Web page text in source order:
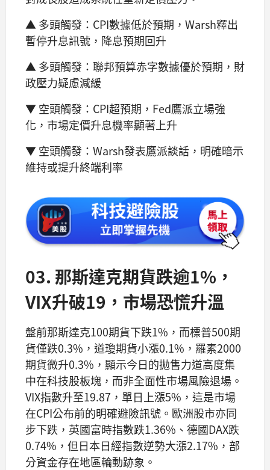
▲ 多頭觸發：CPI數據低於預期，Warsh釋出
暫停升息訊號，降息預期回升
▲ 多頭觸發：聯邦預算赤字數據優於預期，財
政壓力疑慮減緩
▼ 空頭觸發：CPI超預期，Fed鷹派立場強
化，市場定價升息機率顯著上升
▼ 空頭觸發：Warsh發表鷹派談話，明確暗示
維持或提升終端利率
03. 那斯達克期貨跌逾1%，
VIX升破19，市場恐慌升溫
盤前那斯達克100期貨下跌1%，而標普500期
貨僅跌0.3%，道瓊期貨小漲0.1%，羅素2000
期貨微升0.3%，顯示今日的拋售力道高度集
中在科技股板塊，而非全面性市場風險退場。
VIX指數升至19.87，單日上漲5%，這是市場
在CPI公布前的明確避險訊號。歐洲股市亦同
步下跌，英國富時指數跌1.36%、德國DAX跌
0.74%，但日本日經指數逆勢大漲2.17%，部
分資金存在地區輪動跡象。